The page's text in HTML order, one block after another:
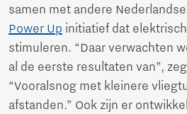
samen met andere
Power Up initiatief dat
stimuleren. “Daar verwachten
al de eerste resultaten van”,
“Vooralsnog met kleinere
afstanden.” Ook zijn er